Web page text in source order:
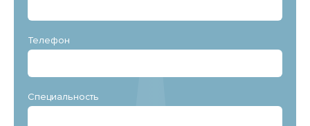
Телефон
Специальность